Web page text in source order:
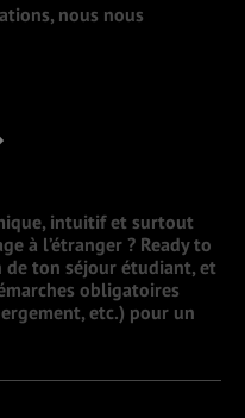
nous nous
intuitif et surtout
à l’étranger ? Ready to
de ton séjour étudiant, et
obligatoires
etc.) pour un